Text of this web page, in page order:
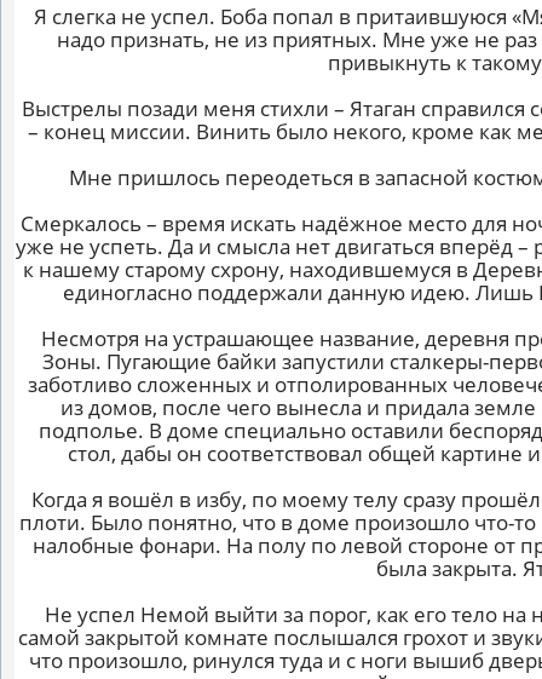
Я слегка не успел. Боба попал в притаившуюся
надо признать, не из приятных. Мне уже не
привыкнуть к
Выстрелы позади меня стихли – Ятаган
– конец миссии. Винить было некого, кроме как
Мне пришлось переодеться в запасной
Смеркалось – время искать надёжное место для
уже не успеть. Да и смысла нет двигаться вперёд
к нашему старому схрону, находившемуся в
единогласно поддержали данную идею. Лишь
Несмотря на устрашающее название, деревня
Зоны. Пугающие байки запустили сталкеры-
заботливо сложенных и отполированных
из домов, после чего вынесла и придала
подполье. В доме специально оставили
стол, дабы он соответствовал общей
Когда я вошёл в избу, по моему телу сразу
плоти. Было понятно, что в доме произошло что-
налобные фонари. На полу по левой стороне от
была закрыта.
Не успел Немой выйти за порог, как его тело на
самой закрытой комнате послышался грохот и
что произошло, ринулся туда и с ноги вышиб